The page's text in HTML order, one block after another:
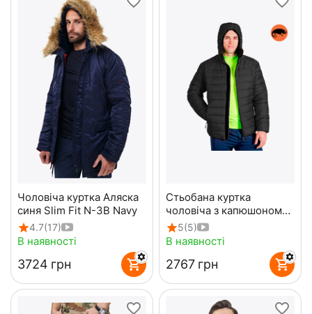
Чоловіча куртка Аляска
синя Slim Fit N-3B Navy
4.7(17)
В наявності
‍3724‍ грн
Стьобана куртка
чоловіча з капюшоном
Maximus Black чорна
5(5)
В наявності
‍2767‍ грн